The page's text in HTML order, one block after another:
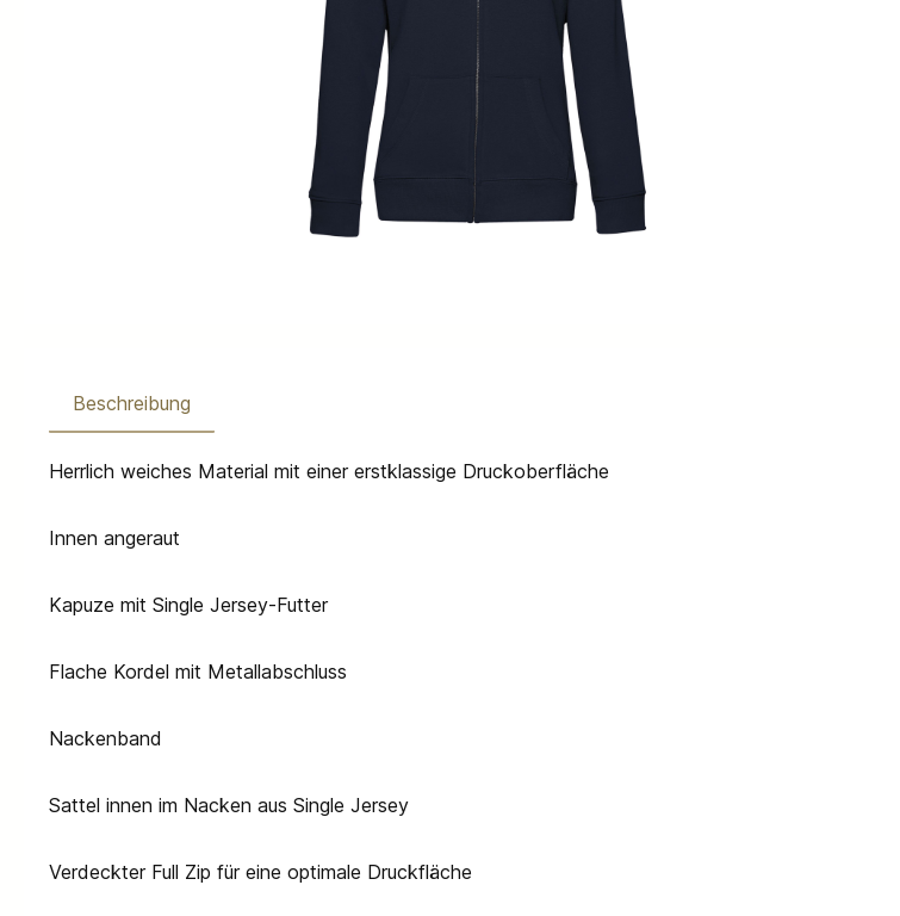
Beschreibung
Herrlich weiches Material mit einer erstklassige Druckoberfläche
Innen angeraut
Kapuze mit Single Jersey-Futter
Flache Kordel mit Metallabschluss
Nackenband
Sattel innen im Nacken aus Single Jersey
Verdeckter Full Zip für eine optimale Druckfläche